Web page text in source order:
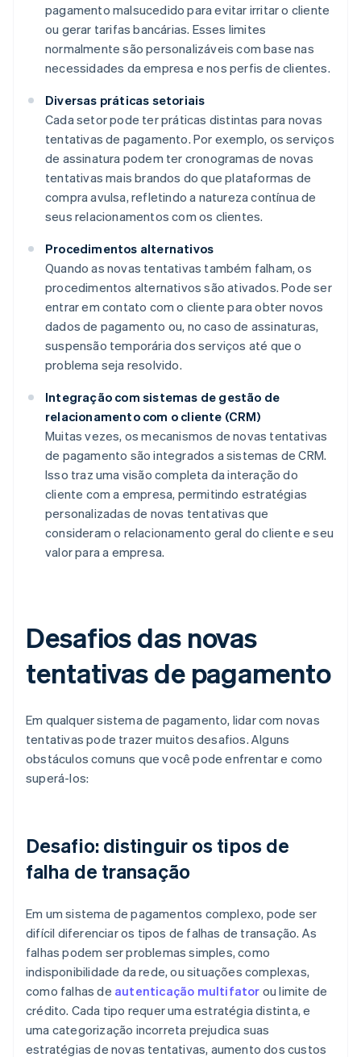
pagamento malsucedido para evitar irritar o cliente
ou gerar tarifas bancárias. Esses limites
normalmente são personalizáveis com base nas
necessidades da empresa e nos perfis de clientes.
Diversas práticas setoriais
Cada setor pode ter práticas distintas para novas
tentativas de pagamento. Por exemplo, os serviços
de assinatura podem ter cronogramas de novas
tentativas mais brandos do que plataformas de
compra avulsa, refletindo a natureza contínua de
seus relacionamentos com os clientes.
Procedimentos alternativos
Quando as novas tentativas também falham, os
procedimentos alternativos são ativados. Pode ser
entrar em contato com o cliente para obter novos
dados de pagamento ou, no caso de assinaturas,
suspensão temporária dos serviços até que o
problema seja resolvido.
Integração com sistemas de gestão de
relacionamento com o cliente (CRM)
Muitas vezes, os mecanismos de novas tentativas
de pagamento são integrados a sistemas de CRM.
Isso traz uma visão completa da interação do
cliente com a empresa, permitindo estratégias
personalizadas de novas tentativas que
consideram o relacionamento geral do cliente e seu
valor para a empresa.
Desafios das novas
tentativas de pagamento
Em qualquer sistema de pagamento, lidar com novas
tentativas pode trazer muitos desafios. Alguns
obstáculos comuns que você pode enfrentar e como
superá-los:
Desafio: distinguir os tipos de
falha de transação
Em um sistema de pagamentos complexo, pode ser
difícil diferenciar os tipos de falhas de transação. As
falhas podem ser problemas simples, como
indisponibilidade da rede, ou situações complexas,
como falhas de autenticação multifator ou limite de
crédito. Cada tipo requer uma estratégia distinta, e
uma categorização incorreta prejudica suas
estratégias de novas tentativas, aumento dos custos